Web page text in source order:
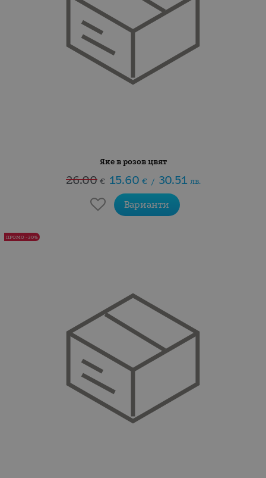
Яке в розов цвят
26.00 € 15.60 € / 30.51 лв.
Варианти
ПРОМО -30%